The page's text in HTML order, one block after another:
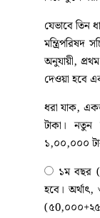
যেভাবে তিন
মন্ত্রিপরিষদ
অনুযায়ী,
দেওয়া হবে
ধরা যাক,
টাকা। নতুন
১,০০,০০০
১ম বছর
হবে।